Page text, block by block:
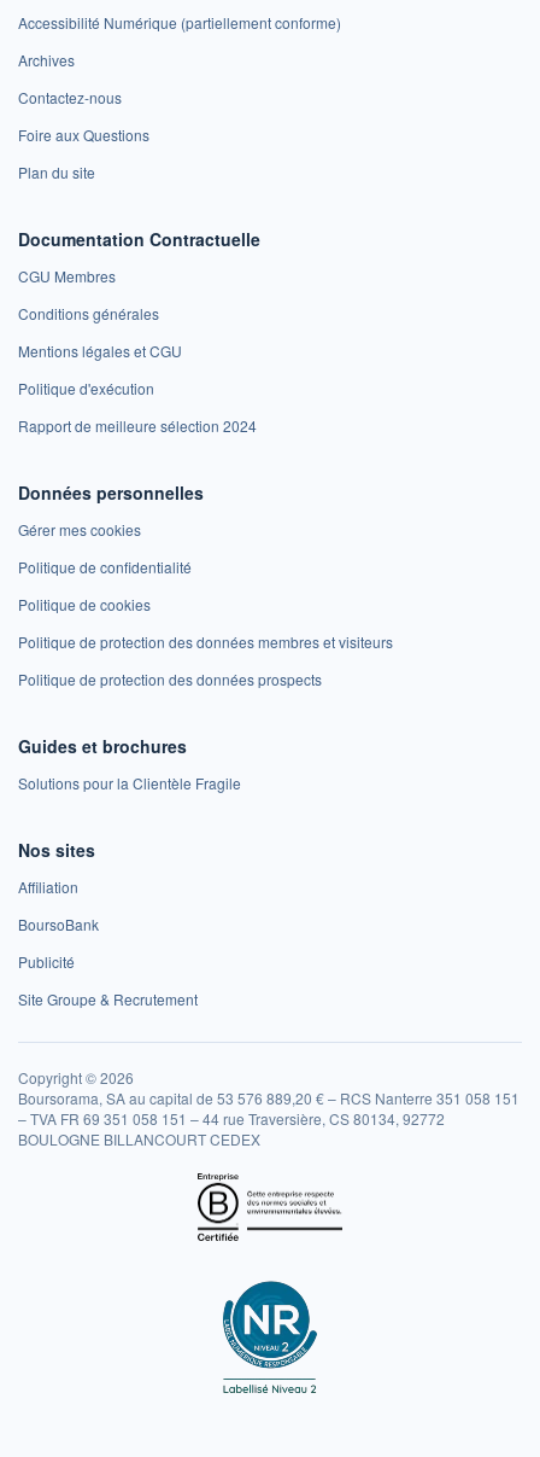
Accessibilité Numérique (partiellement conforme)
Archives
Contactez-nous
Foire aux Questions
Plan du site
Documentation Contractuelle
CGU Membres
Conditions générales
Mentions légales et CGU
Politique d'exécution
Rapport de meilleure sélection 2024
Données personnelles
Gérer mes cookies
Politique de confidentialité
Politique de cookies
Politique de protection des données membres et visiteurs
Politique de protection des données prospects
Guides et brochures
Solutions pour la Clientèle Fragile
Nos sites
Affiliation
BoursoBank
Publicité
Site Groupe & Recrutement
Copyright © 2026
Boursorama, SA au capital de 53 576 889,20 € – RCS Nanterre 351 058 151
– TVA FR 69 351 058 151 – 44 rue Traversière, CS 80134, 92772
BOULOGNE BILLANCOURT CEDEX